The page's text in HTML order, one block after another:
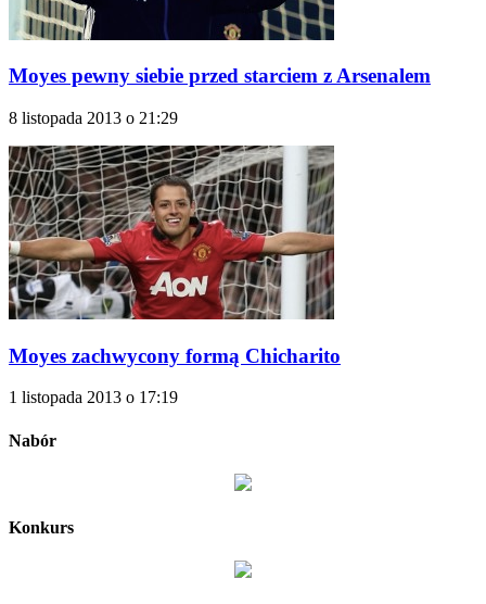
Moyes pewny siebie przed starciem z Arsenalem
8 listopada 2013 o 21:29
Moyes zachwycony formą Chicharito
1 listopada 2013 o 17:19
Nabór
Konkurs